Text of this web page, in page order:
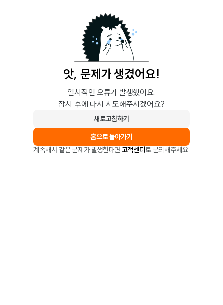
앗, 문제가 생겼어요!
일시적인 오류가 발생했어요.
잠시 후에 다시 시도해주시겠어요?
새로고침하기
홈으로 돌아가기
계속해서 같은 문제가 발생한다면 고객센터로 문의해주세요.